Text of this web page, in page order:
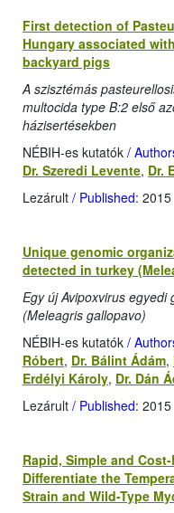
First detection of
Hungary associated
backyard pigs
A szisztémás
multocida type B:2 első
házisertésekben
NÉBIH-es kutatók /
Dr. Szeredi Levente, Dr.
Lezárult / Published: 2015
Unique genomic
detected in turkey
Egy új Avipoxvirus
(Meleagris gallopavo)
NÉBIH-es kutatók /
Róbert, Dr. Bálint Ádám,
Erdélyi Károly, Dr. Dán
Lezárult / Published: 2015
Rapid, Simple and
Differentiate the
Strain and Wild-Type